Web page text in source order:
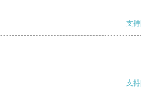
支持
支持